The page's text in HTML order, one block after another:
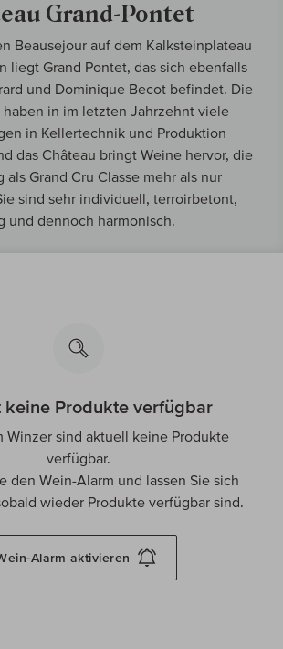
Grand-Pontet
Beausejour auf dem Kalksteinplateau
liegt Grand Pontet, das sich ebenfalls
und Dominique Becot befindet. Die
haben in im letzten Jahrzehnt viele
in Kellertechnik und Produktion
das Château bringt Weine hervor, die
als Grand Cru Classe mehr als nur
sind sehr individuell, terroirbetont,
und dennoch harmonisch.
keine Produkte verfügbar
Winzer sind aktuell keine Produkte
verfügbar.
den Wein-Alarm und lassen Sie sich
wieder Produkte verfügbar sind.
Alarm aktivieren